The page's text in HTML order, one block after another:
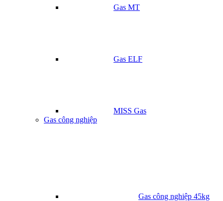
Gas MT
Gas ELF
MISS Gas
Gas công nghiệp
Gas công nghiệp 45kg